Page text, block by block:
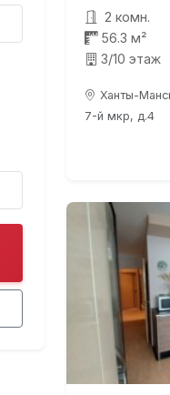
2 комн.
56.3 м²
3/10 этаж
Ханты-
7-й мкр, д.4